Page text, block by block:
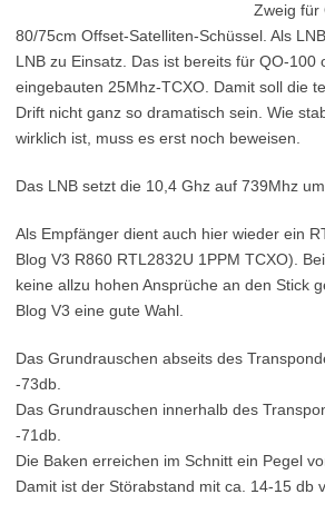
Zweig für
80/75cm Offset-Satelliten-Schüssel. Als
LNB zu Einsatz. Das ist bereits für QO-100
eingebauten 25Mhz-TCXO. Damit soll die
Drift nicht ganz so dramatisch sein. Wie
wirklich ist, muss es erst noch beweisen.
Das LNB setzt die 10,4 Ghz auf 739Mhz um.
Als Empfänger dient auch hier wieder ein
Blog V3 R860 RTL2832U 1PPM TCXO).
keine allzu hohen Ansprüche an den Stick
Blog V3 eine gute Wahl.
Das Grundrauschen abseits des
-73db.
Das Grundrauschen innerhalb des
-71db.
Die Baken erreichen im Schnitt ein Pegel
Damit ist der Störabstand mit ca. 14-15 db